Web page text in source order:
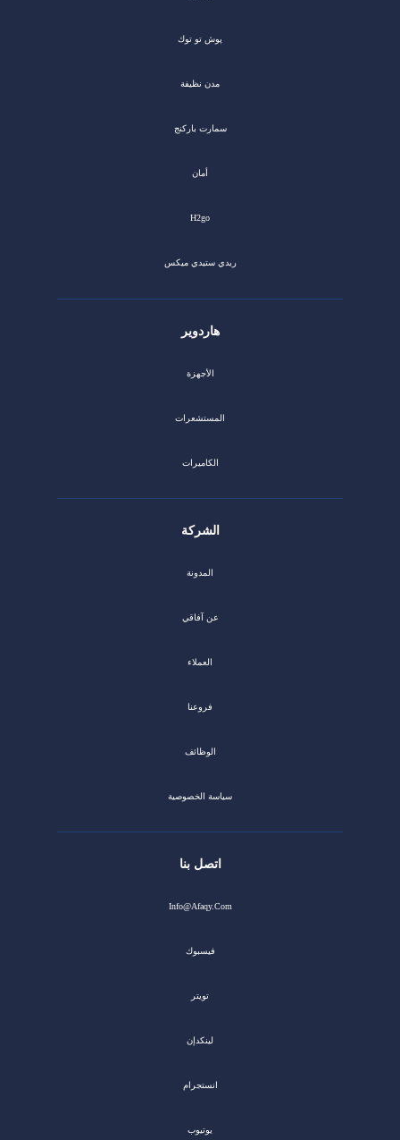
پوش تو توك
مدن نظيفة
سمارت باركنج
أمان
H2go
ريدي ستيدي ميكس
هاردوير
الأجهزة
المستشعرات
الكاميرات
الشركة
المدونة
عن آفاقي
العملاء
فروعنا
الوظائف
سياسة الخصوصية
اتصل بنا
Info@afaqy.com
فيسبوك
تويتر
لينكدإن
انستجرام
يوتيوب